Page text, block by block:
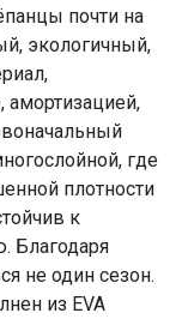
почти на
экологичный,
где
плотности
к
Благодаря
не один сезон.
из EVA